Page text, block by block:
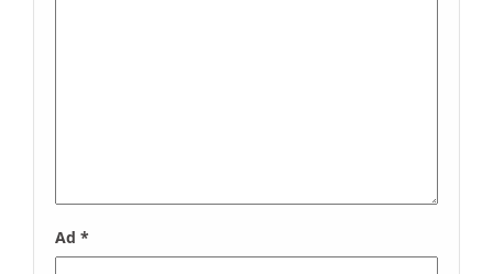
Ad *